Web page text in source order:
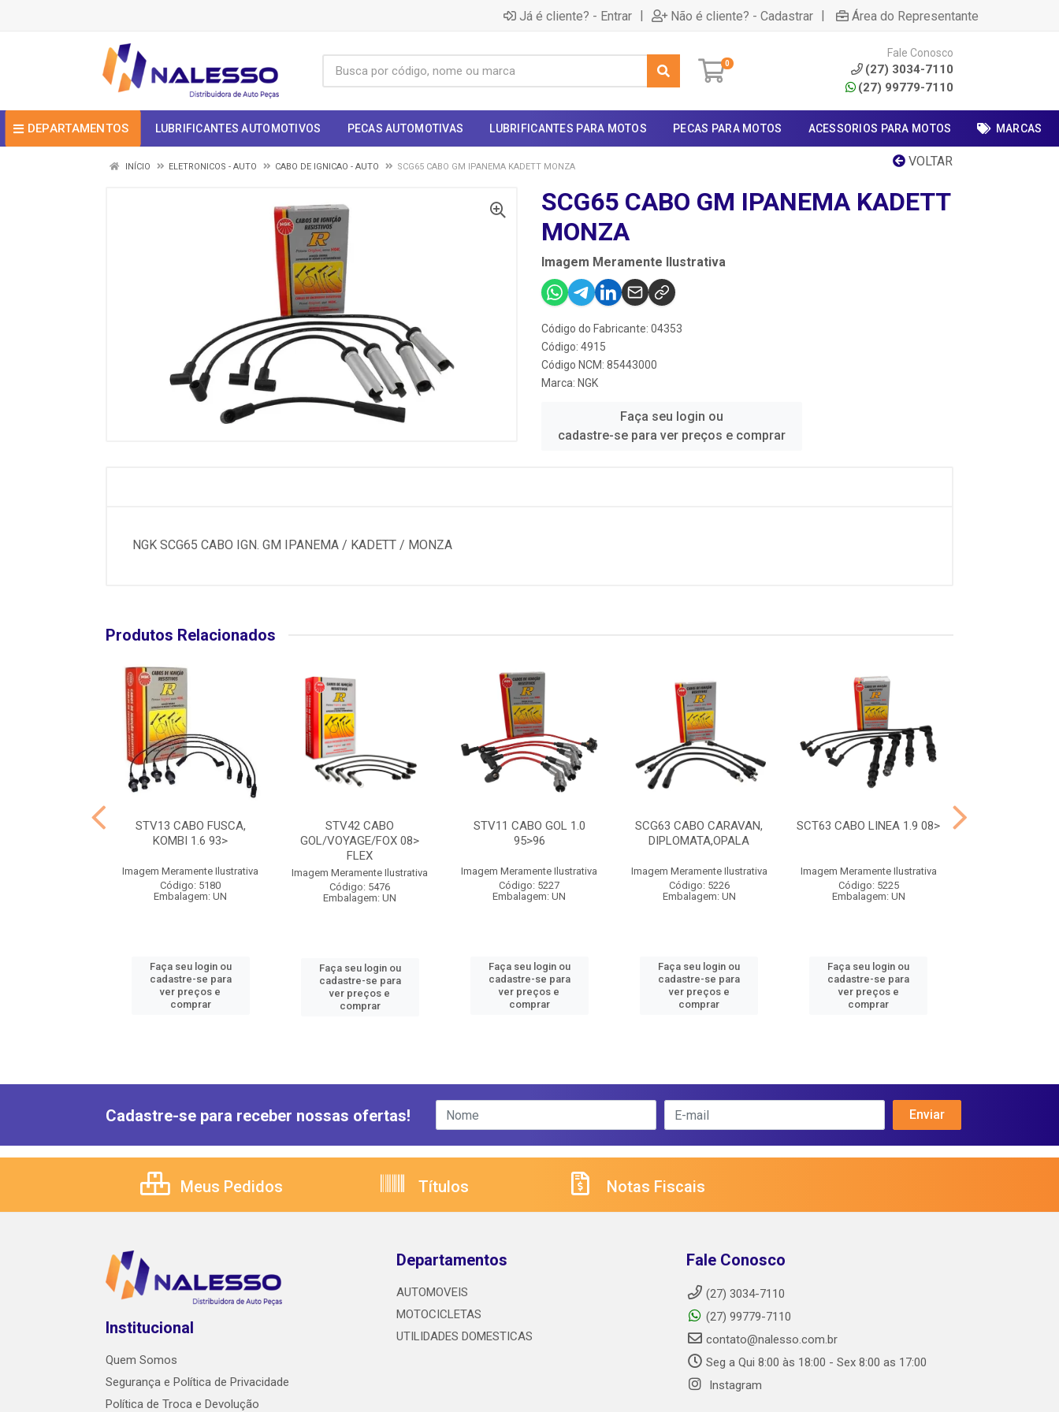
Já é cliente? - Entrar | Não é cliente? - Cadastrar | Área do Representante
0
Fale Conosco
(27) 3034-7110
(27) 99779-7110
DEPARTAMENTOS LUBRIFICANTES AUTOMOTIVOS PECAS AUTOMOTIVAS LUBRIFICANTES PARA MOTOS PECAS PARA MOTOS ACESSORIOS PARA MOTOS MARCAS
VOLTAR
INÍCIO ELETRONICOS - AUTO CABO DE IGNICAO - AUTO SCG65 CABO GM IPANEMA KADETT MONZA
SCG65 CABO GM IPANEMA KADETT
MONZA
Imagem Meramente Ilustrativa
Código do Fabricante: 04353
Código: 4915
Código NCM: 85443000
Marca: NGK
Faça seu login ou
cadastre-se para ver preços e comprar
NGK SCG65 CABO IGN. GM IPANEMA / KADETT / MONZA
Produtos Relacionados
STV13 CABO FUSCA,
KOMBI 1.6 93>
Imagem Meramente Ilustrativa
Código: 5180
Embalagem: UN
Faça seu login ou
cadastre-se para
ver preços e
comprar
STV42 CABO
GOL/VOYAGE/FOX 08>
FLEX
Imagem Meramente Ilustrativa
Código: 5476
Embalagem: UN
Faça seu login ou
cadastre-se para
ver preços e
comprar
STV11 CABO GOL 1.0
95>96
Imagem Meramente Ilustrativa
Código: 5227
Embalagem: UN
Faça seu login ou
cadastre-se para
ver preços e
comprar
SCG63 CABO CARAVAN,
DIPLOMATA,OPALA
Imagem Meramente Ilustrativa
Código: 5226
Embalagem: UN
Faça seu login ou
cadastre-se para
ver preços e
comprar
SCT63 CABO LINEA 1.9 08>
Imagem Meramente Ilustrativa
Código: 5225
Embalagem: UN
Faça seu login ou
cadastre-se para
ver preços e
comprar
Cadastre-se para receber nossas ofertas!
Meus Pedidos Títulos Notas Fiscais
Institucional
Quem Somos
Segurança e Política de Privacidade
Política de Troca e Devolução
Departamentos
AUTOMOVEIS
MOTOCICLETAS
UTILIDADES DOMESTICAS
Fale Conosco
(27) 3034-7110
(27) 99779-7110
contato@nalesso.com.br
Seg a Qui 8:00 às 18:00 - Sex 8:00 as 17:00
Instagram